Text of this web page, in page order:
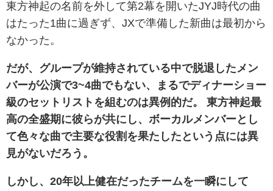
東方神起の名前を外して第2幕を開いたJYJ時代の曲
はたった1曲に過ぎず、JXで準備した新曲は最初から
なかった。
だが、グループが維持されている中で脱退したメン
バーが公演で3~4曲でもない、まるでディナーショー
級のセットリストを組むのは異例的だ。 東方神起最
高の全盛期に彼らが共にし、ボーカルメンバーとし
て色々な曲で主要な役割を果たしたという点には異
見がないだろう。
しかし、20年以上健在だったチームを一瞬にして